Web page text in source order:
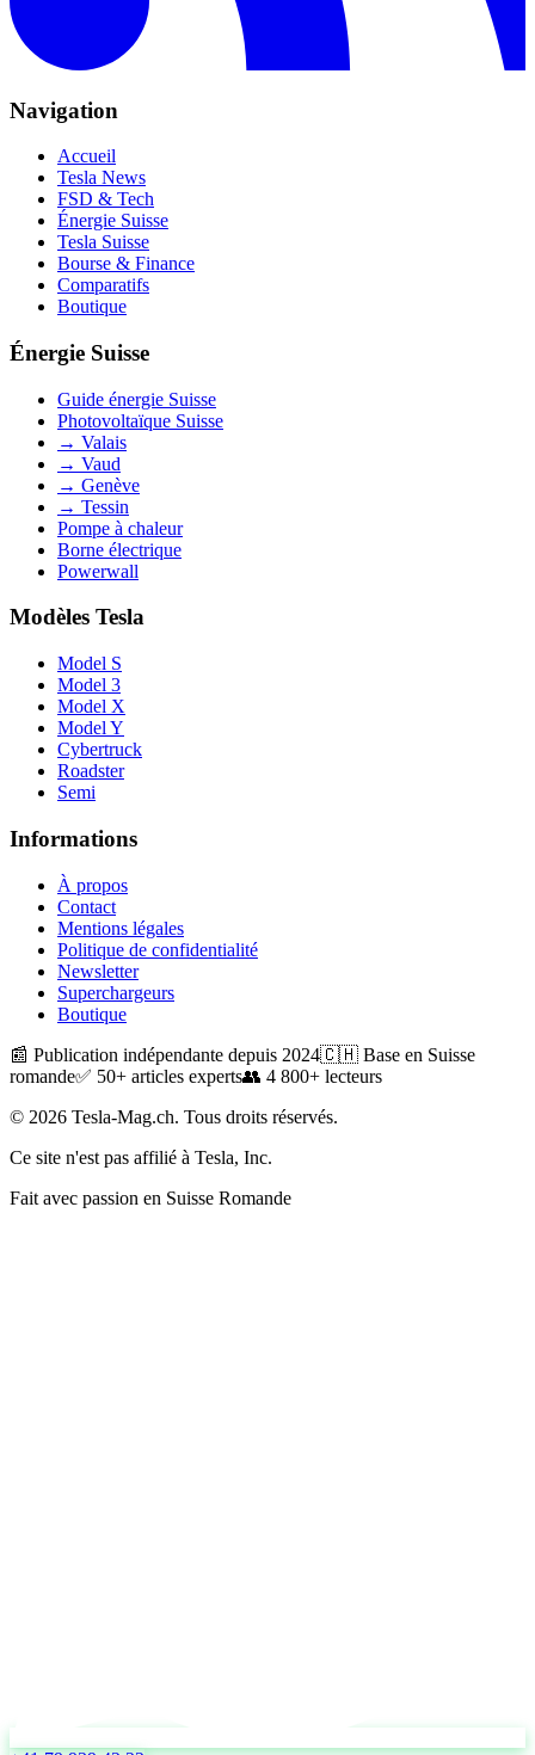
Navigation
Accueil
Tesla News
FSD & Tech
Énergie Suisse
Tesla Suisse
Bourse & Finance
Comparatifs
Boutique
Énergie Suisse
Guide énergie Suisse
Photovoltaïque Suisse
→ Valais
→ Vaud
→ Genève
→ Tessin
Pompe à chaleur
Borne électrique
Powerwall
Modèles Tesla
Model S
Model 3
Model X
Model Y
Cybertruck
Roadster
Semi
Informations
À propos
Contact
Mentions légales
Politique de confidentialité
Newsletter
Superchargeurs
Boutique
📰 Publication indépendante depuis 2024🇨🇭 Base en Suisse
romande✅ 50+ articles experts👥 4 800+ lecteurs
© 2026 Tesla-Mag.ch. Tous droits réservés.
Ce site n'est pas affilié à Tesla, Inc.
Fait avec passion en Suisse Romande